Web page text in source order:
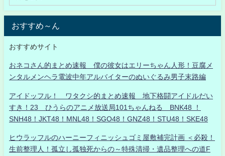
おすすめ～ん
おすすめサイト
おネコさん的まとめ速報 僕の彼女はエリーちゃん人形！豆腐メ
ンタルメンヘラ電波中年アルバイターのぬいぐるみ男子末路編
アイドッフル！ ワタクシ的まとめ速報 地下格闘アイドルだい
すき！23 ひうらのアニメ放送局101ちゃんねる BNK48 ！
SNH48！JKT48！MNL48！SGO48！GNZ48！STU48！SKE48
ヒウラッフルのハーニーフィニッシュゴミ屋敷補完計画 ＜必殺！
生前整理人！孤立し孤独死からの～特殊清掃・遺品整理への道F